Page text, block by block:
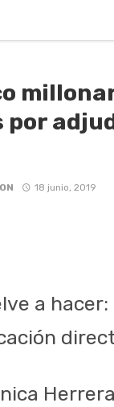
por
18 junio, 2019
a